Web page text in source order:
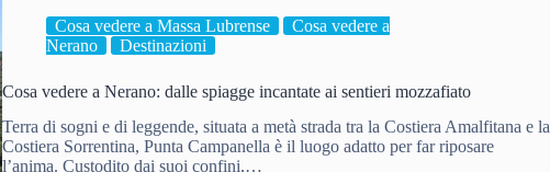
Cosa vedere a Massa Lubrense
Cosa vedere a
Nerano
Destinazioni
Cosa vedere a Nerano: dalle spiagge incantate ai sentieri mozzafiato
Terra di sogni e di leggende, situata a metà strada tra la Costiera Amalfitana e la
Costiera Sorrentina, Punta Campanella è il luogo adatto per far riposare
l’anima. Custodito dai suoi confini,…